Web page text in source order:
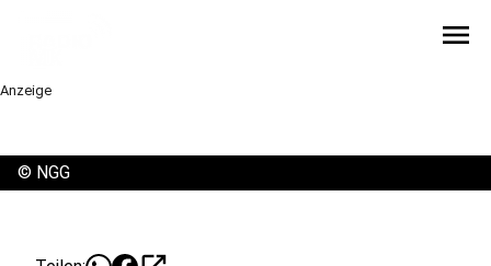
menu
Anzeige
© NGG